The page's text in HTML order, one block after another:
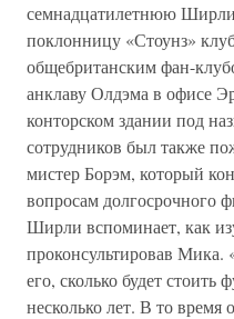
семнадцатилетнюю
поклонницу «Стоунз»
общебританским фан-
анклаву Олдэма в офисе
конторском здании под
сотрудников был также
мистер Борэм, который
вопросам долгосрочного
Ширли вспоминает, как
проконсультировав
его, сколько будет
несколько лет. В то время